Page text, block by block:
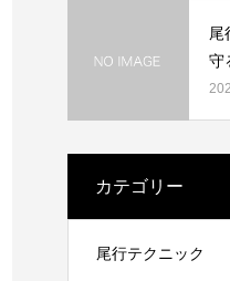
尾
守
カテゴリー
尾行テクニック